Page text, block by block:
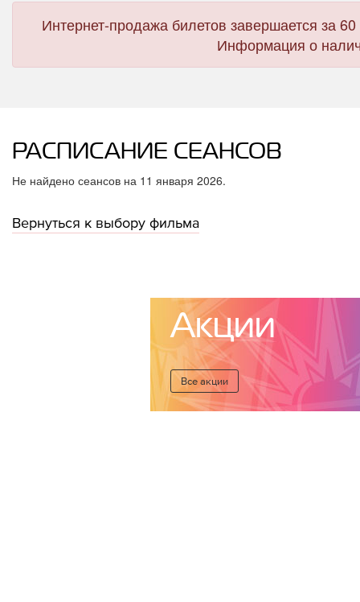
Интернет-продажа билетов завершается за
Информация о
РАСПИСАНИЕ СЕАНСОВ
Не найдено сеансов на 11 января 2026.
Вернуться к выбору фильма
Акции
Все акции